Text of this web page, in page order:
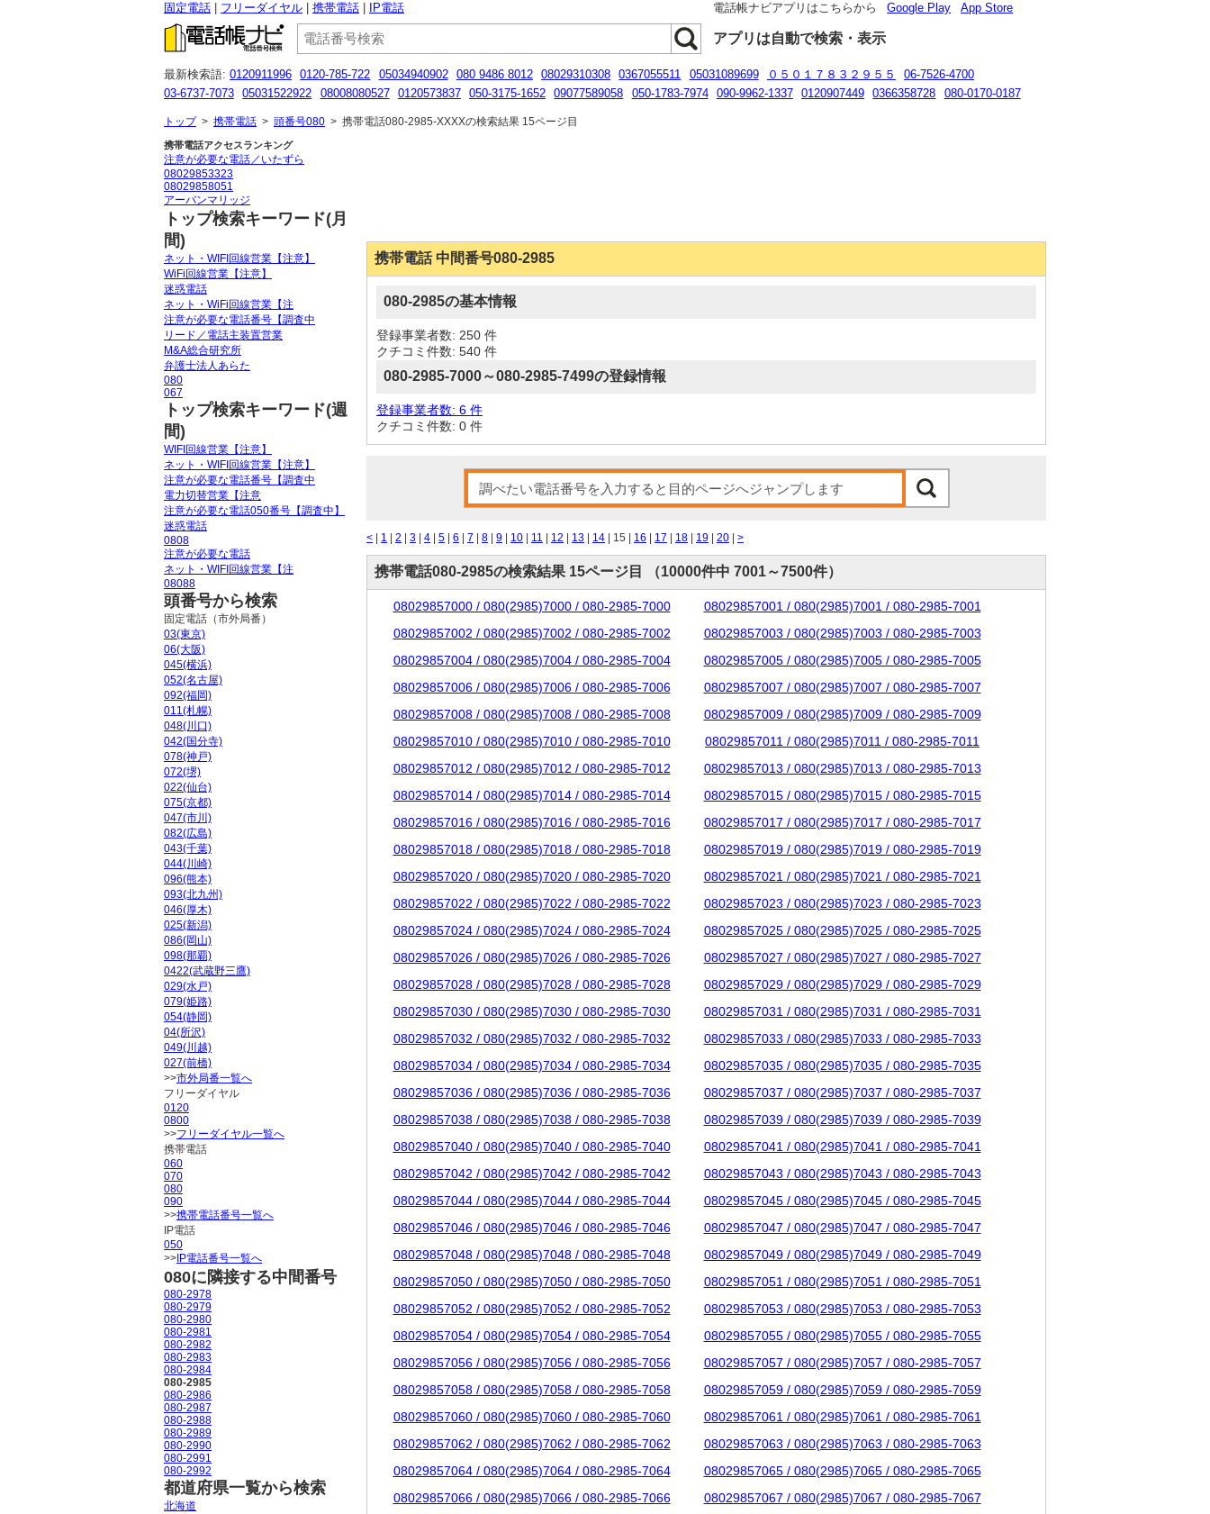
固定電話 フリーダイヤル 携帯電話 IP電話 電話帳ナビアプリはこちらから Google Play App Store
アプリは自動で検索・表示
最新検索語: 0120911996 0120-785-722 05034940902 080 9486 8012 08029310308 0367055511 05031089699 ０５０１７８３２９５５
06-7526-4700
03-6737-7073
05031522922 08008080527 0120573837 050-3175-1652 09077589058 050-1783-7974 090-9962-1337 0120907449 0366358728
080-0170-0187
トップ> 携帯電話 > 頭番号080 > 携帯電話080-2985-XXXXの検索結果 15ページ目
携帯電話 中間番号080-2985
080-2985の基本情報
登録事業者数: 250 件
クチコミ件数: 540 件
080-2985-7000～080-2985-7499の登録情報
登録事業者数: 6 件
クチコミ件数: 0 件
< 1 2 3 4 5 6 7 8 9 10 11 12 13 14 | 15 | 16 17 18 19 20 >
携帯電話080-2985の検索結果 15ページ目 （10000件中 7001～7500件）
08029857000 / 080(2985)7000 / 080-2985-7000
08029857001 / 080(2985)7001 / 080-2985-7001
08029857002 / 080(2985)7002 / 080-2985-7002
08029857003 / 080(2985)7003 / 080-2985-7003
08029857004 / 080(2985)7004 / 080-2985-7004
08029857005 / 080(2985)7005 / 080-2985-7005
08029857006 / 080(2985)7006 / 080-2985-7006
08029857007 / 080(2985)7007 / 080-2985-7007
08029857008 / 080(2985)7008 / 080-2985-7008
08029857009 / 080(2985)7009 / 080-2985-7009
08029857010 / 080(2985)7010 / 080-2985-7010
08029857011 / 080(2985)7011 / 080-2985-7011
08029857012 / 080(2985)7012 / 080-2985-7012
08029857013 / 080(2985)7013 / 080-2985-7013
08029857014 / 080(2985)7014 / 080-2985-7014
08029857015 / 080(2985)7015 / 080-2985-7015
08029857016 / 080(2985)7016 / 080-2985-7016
08029857017 / 080(2985)7017 / 080-2985-7017
08029857018 / 080(2985)7018 / 080-2985-7018
08029857019 / 080(2985)7019 / 080-2985-7019
08029857020 / 080(2985)7020 / 080-2985-7020
08029857021 / 080(2985)7021 / 080-2985-7021
08029857022 / 080(2985)7022 / 080-2985-7022
08029857023 / 080(2985)7023 / 080-2985-7023
08029857024 / 080(2985)7024 / 080-2985-7024
08029857025 / 080(2985)7025 / 080-2985-7025
08029857026 / 080(2985)7026 / 080-2985-7026
08029857027 / 080(2985)7027 / 080-2985-7027
08029857028 / 080(2985)7028 / 080-2985-7028
08029857029 / 080(2985)7029 / 080-2985-7029
08029857030 / 080(2985)7030 / 080-2985-7030
08029857031 / 080(2985)7031 / 080-2985-7031
08029857032 / 080(2985)7032 / 080-2985-7032
08029857033 / 080(2985)7033 / 080-2985-7033
08029857034 / 080(2985)7034 / 080-2985-7034
08029857035 / 080(2985)7035 / 080-2985-7035
08029857036 / 080(2985)7036 / 080-2985-7036
08029857037 / 080(2985)7037 / 080-2985-7037
08029857038 / 080(2985)7038 / 080-2985-7038
08029857039 / 080(2985)7039 / 080-2985-7039
08029857040 / 080(2985)7040 / 080-2985-7040
08029857041 / 080(2985)7041 / 080-2985-7041
08029857042 / 080(2985)7042 / 080-2985-7042
08029857043 / 080(2985)7043 / 080-2985-7043
08029857044 / 080(2985)7044 / 080-2985-7044
08029857045 / 080(2985)7045 / 080-2985-7045
08029857046 / 080(2985)7046 / 080-2985-7046
08029857047 / 080(2985)7047 / 080-2985-7047
08029857048 / 080(2985)7048 / 080-2985-7048
08029857049 / 080(2985)7049 / 080-2985-7049
08029857050 / 080(2985)7050 / 080-2985-7050
08029857051 / 080(2985)7051 / 080-2985-7051
08029857052 / 080(2985)7052 / 080-2985-7052
08029857053 / 080(2985)7053 / 080-2985-7053
08029857054 / 080(2985)7054 / 080-2985-7054
08029857055 / 080(2985)7055 / 080-2985-7055
08029857056 / 080(2985)7056 / 080-2985-7056
08029857057 / 080(2985)7057 / 080-2985-7057
08029857058 / 080(2985)7058 / 080-2985-7058
08029857059 / 080(2985)7059 / 080-2985-7059
08029857060 / 080(2985)7060 / 080-2985-7060
08029857061 / 080(2985)7061 / 080-2985-7061
08029857062 / 080(2985)7062 / 080-2985-7062
08029857063 / 080(2985)7063 / 080-2985-7063
08029857064 / 080(2985)7064 / 080-2985-7064
08029857065 / 080(2985)7065 / 080-2985-7065
08029857066 / 080(2985)7066 / 080-2985-7066
08029857067 / 080(2985)7067 / 080-2985-7067
携帯電話アクセスランキング
注意が必要な電話／いたずら
08029853323
08029858051
アーバンマリッジ
トップ検索キーワード(月
間)
ネット・WIFI回線営業【注意】
WiFi回線営業【注意】
迷惑電話
ネット・WiFi回線営業【注
注意が必要な電話番号【調査中
リード／電話主装置営業
M&A総合研究所
弁護士法人あらた
080
067
トップ検索キーワード(週
間)
WIFI回線営業【注意】
ネット・WIFI回線営業【注意】
注意が必要な電話番号【調査中
電力切替営業【注意
注意が必要な電話050番号【調査中】
迷惑電話
0808
注意が必要な電話
ネット・WIFI回線営業【注
08088
頭番号から検索
固定電話（市外局番）
03(東京)
06(大阪)
045(横浜)
052(名古屋)
092(福岡)
011(札幌)
048(川口)
042(国分寺)
078(神戸)
072(堺)
022(仙台)
075(京都)
047(市川)
082(広島)
043(千葉)
044(川崎)
096(熊本)
093(北九州)
046(厚木)
025(新潟)
086(岡山)
098(那覇)
0422(武蔵野三鷹)
029(水戸)
079(姫路)
054(静岡)
04(所沢)
049(川越)
027(前橋)
>>市外局番一覧へ
フリーダイヤル
0120
0800
>>フリーダイヤル一覧へ
携帯電話
060
070
080
090
>>携帯電話番号一覧へ
IP電話
050
>> IP電話番号一覧へ
080に隣接する中間番号
080-2978
080-2979
080-2980
080-2981
080-2982
080-2983
080-2984
080-2985
080-2986
080-2987
080-2988
080-2989
080-2990
080-2991
080-2992
都道府県一覧から検索
北海道